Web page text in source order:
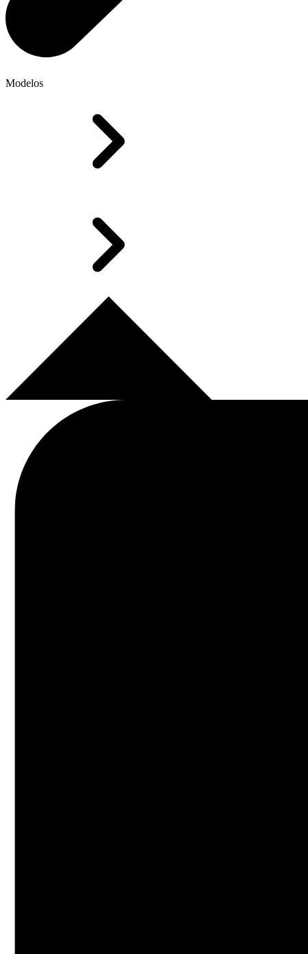
Modelos